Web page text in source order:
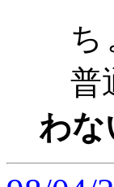
ち
普
わな